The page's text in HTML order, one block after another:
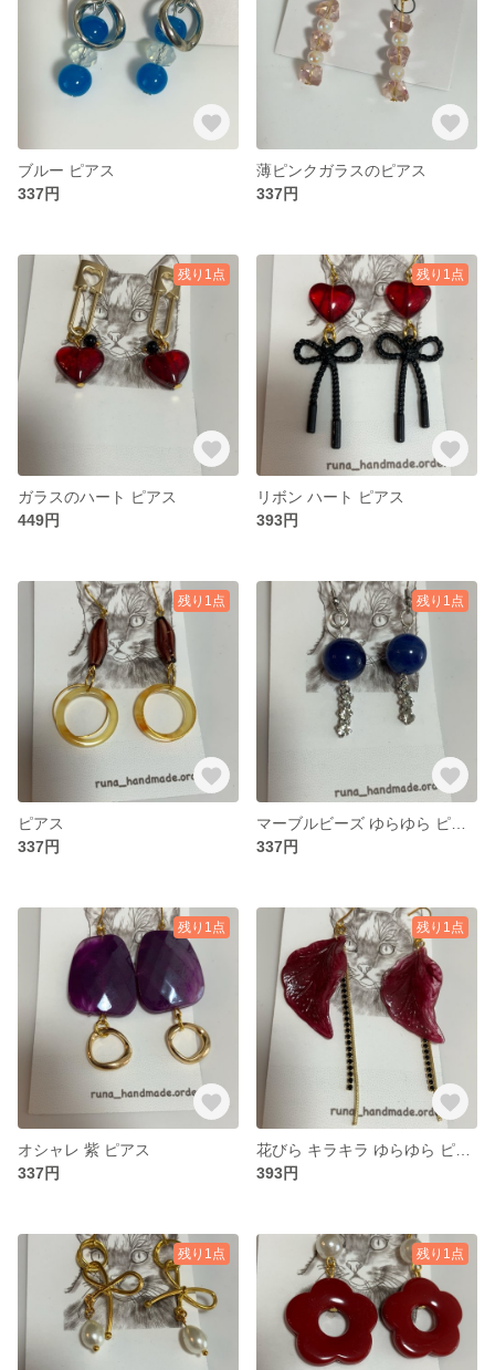
ブルー ピアス
337円
薄ピンクガラスのピアス
337円
残り1点
ガラスのハート ピアス
449円
残り1点
リボン ハート ピアス
393円
残り1点
ピアス
337円
残り1点
337円
残り1点
オシャレ 紫 ピアス
337円
残り1点
393円
残り1点 残り1点